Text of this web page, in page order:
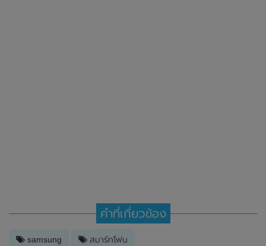
คำที่เกี่ยวข้อง
samsung สมาร์ทโฟน